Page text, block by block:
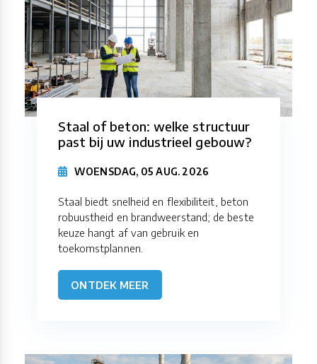
Staal of beton: welke structuur
past bij uw industrieel gebouw?
WOENSDAG, 05 AUG. 2026
Staal biedt snelheid en flexibiliteit, beton
robuustheid en brandweerstand; de beste
keuze hangt af van gebruik en
toekomstplannen.
ONTDEK MEER